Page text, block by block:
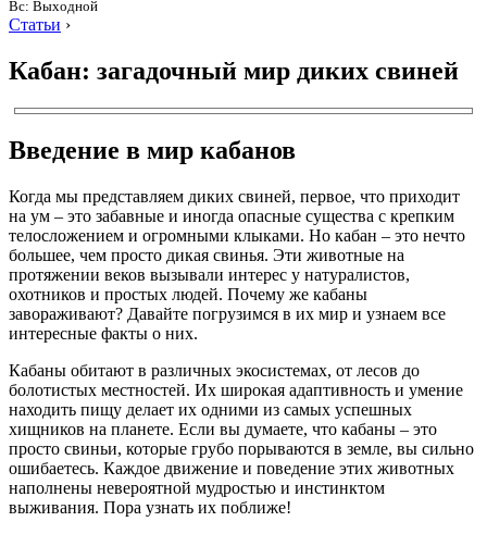
Вс: Выходной
Статьи ›
Кабан: загадочный мир диких свиней
Введение в мир кабанов
Когда мы представляем диких свиней, первое, что приходит
на ум – это забавные и иногда опасные существа с крепким
телосложением и огромными клыками. Но кабан – это нечто
большее, чем просто дикая свинья. Эти животные на
протяжении веков вызывали интерес у натуралистов,
охотников и простых людей. Почему же кабаны
завораживают? Давайте погрузимся в их мир и узнаем все
интересные факты о них.
Кабаны обитают в различных экосистемах, от лесов до
болотистых местностей. Их широкая адаптивность и умение
находить пищу делает их одними из самых успешных
хищников на планете. Если вы думаете, что кабаны – это
просто свиньи, которые грубо порываются в земле, вы сильно
ошибаетесь. Каждое движение и поведение этих животных
наполнены невероятной мудростью и инстинктом
выживания. Пора узнать их поближе!